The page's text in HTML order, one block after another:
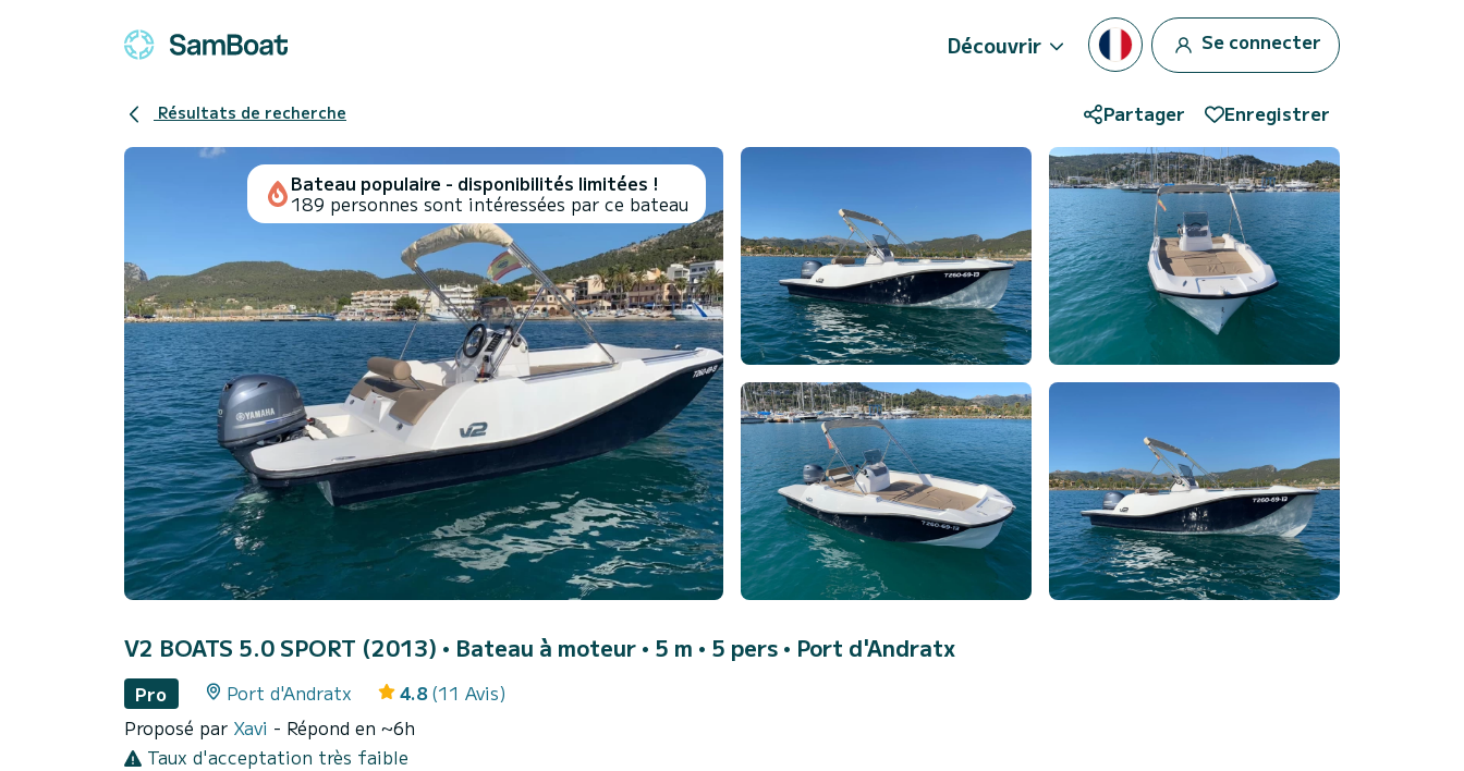
Découvrir Se connecter
Résultats de recherche Partager Enregistrer
Bateau populaire - disponibilités limitées !
189 personnes sont intéressées par ce bateau
V2 BOATS 5.0 SPORT (2013) • Bateau à moteur • 5 m • 5 pers • Port d'Andratx
Pro Port d'Andratx 4.8 (11 Avis)
Proposé par Xavi - Répond en ~6h
Taux d'acceptation très faible